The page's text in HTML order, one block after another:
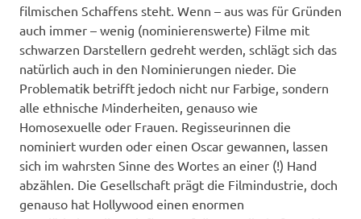
filmischen Schaffens steht. Wenn – aus was für Gründen
auch immer – wenig (nominierenswerte) Filme mit
schwarzen Darstellern gedreht werden, schlägt sich das
natürlich auch in den Nominierungen nieder. Die
Problematik betrifft jedoch nicht nur Farbige, sondern
alle ethnische Minderheiten, genauso wie
Homosexuelle oder Frauen. Regisseurinnen die
nominiert wurden oder einen Oscar gewannen, lassen
sich im wahrsten Sinne des Wortes an einer (!) Hand
abzählen. Die Gesellschaft prägt die Filmindustrie, doch
genauso hat Hollywood einen enormen